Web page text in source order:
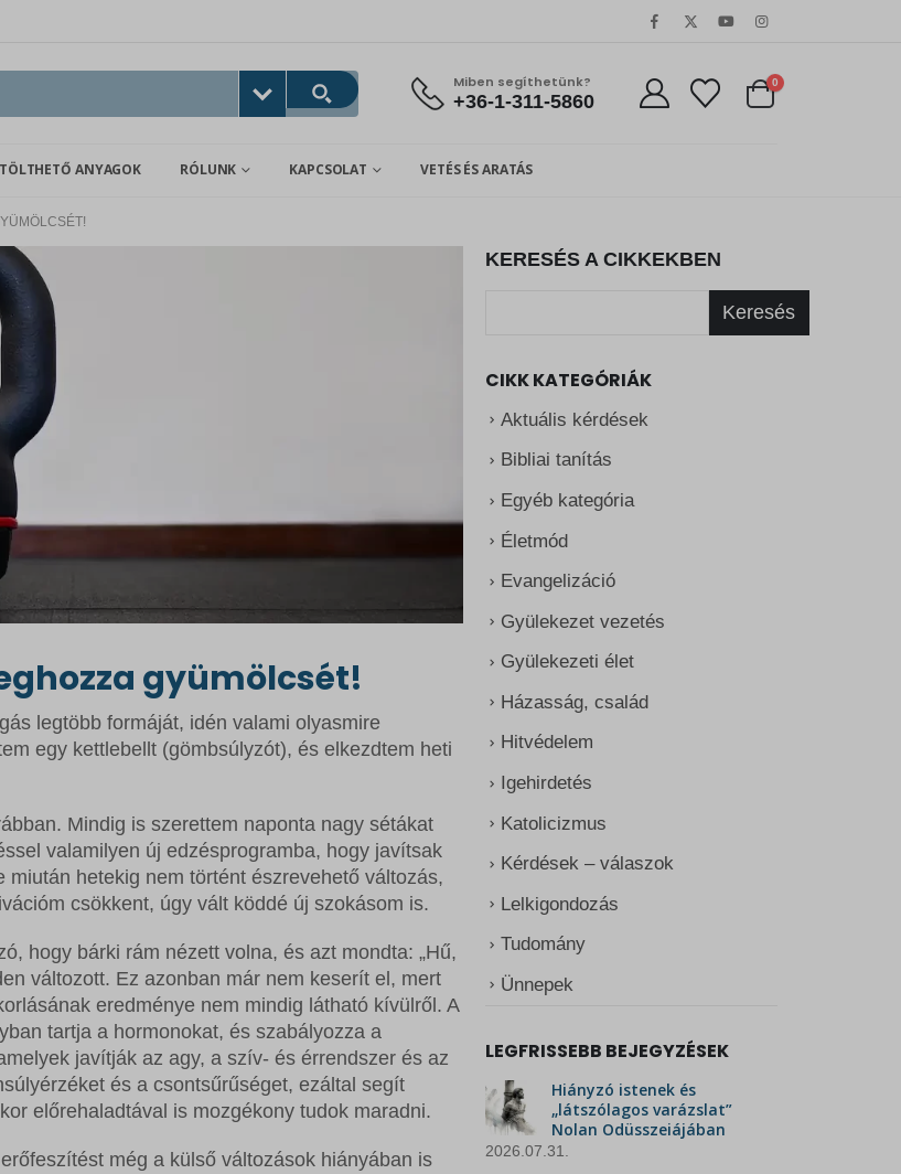
Miben segíthetünk?
+36-1-311-5860
0
ANYAGOK RÓLUNK KAPCSOLAT VETÉS ÉS ARATÁS
gyümölcsét!
legtöbb formáját, idén valami olyasmire
egy kettlebellt (gömbsúlyzót), és elkezdtem heti
Mindig is szerettem naponta nagy sétákat
valamilyen új edzésprogramba, hogy javítsak
hetekig nem történt észrevehető változás,
csökkent, úgy vált köddé új szokásom is.
hogy bárki rám nézett volna, és azt mondta: „Hű,
változott. Ez azonban már nem keserít el, mert
eredménye nem mindig látható kívülről. A
tartja a hormonokat, és szabályozza a
javítják az agy, a szív- és érrendszer és az
és a csontsűrűséget, ezáltal segít
előrehaladtával is mozgékony tudok maradni.
még a külső változások hiányában is
KERESÉS A CIKKEKBEN
Keresés
CIKK KATEGÓRIÁK
Aktuális kérdések
Bibliai tanítás
Egyéb kategória
Életmód
Evangelizáció
Gyülekezet vezetés
Gyülekezeti élet
Házasság, család
Hitvédelem
Igehirdetés
Katolicizmus
Kérdések – válaszok
Lelkigondozás
Tudomány
Ünnepek
LEGFRISSEBB BEJEGYZÉSEK
Hiányzó istenek és
„látszólagos varázslat”
Nolan Odüsszeiájában
2026.07.31.